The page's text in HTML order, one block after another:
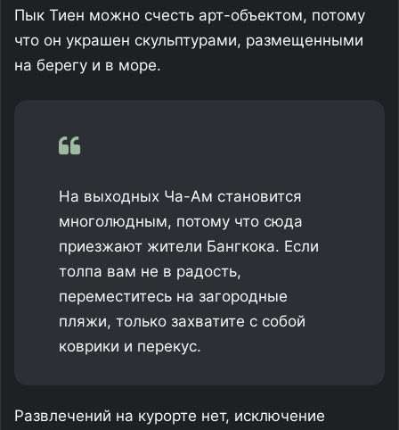
Пык Тиен можно счесть арт-объектом, потому
что он украшен скульптурами, размещенными
на берегу и в море.
На выходных Ча-Ам становится
многолюдным, потому что сюда
приезжают жители Бангкока. Если
толпа вам не в радость,
переместитесь на загородные
пляжи, только захватите с собой
коврики и перекус.
Развлечений на курорте нет, исключение